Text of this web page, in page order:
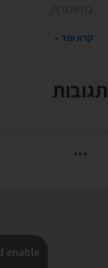
במשכורות,
קרא עוד »
תגובות
enable